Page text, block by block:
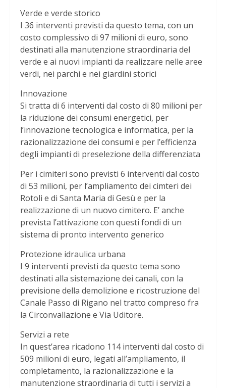
Verde e verde storico
I 36 interventi previsti da questo tema, con un
costo complessivo di 97 milioni di euro, sono
destinati alla manutenzione straordinaria del
verde e ai nuovi impianti da realizzare nelle aree
verdi, nei parchi e nei giardini storici
Innovazione
Si tratta di 6 interventi dal costo di 80 milioni per
la riduzione dei consumi energetici, per
l’innovazione tecnologica e informatica, per la
razionalizzazione dei consumi e per l’efficienza
degli impianti di preselezione della differenziata
Per i cimiteri sono previsti 6 interventi dal costo
di 53 milioni, per l’ampliamento dei cimteri dei
Rotoli e di Santa Maria di Gesù e per la
realizzazione di un nuovo cimitero. E’ anche
prevista l’attivazione con questi fondi di un
sistema di pronto intervento generico
Protezione idraulica urbana
I 9 interventi previsti da questo tema sono
destinati alla sistemazione dei canali, con la
previsione della demolizione e ricostruzione del
Canale Passo di Rigano nel tratto compreso fra
la Circonvallazione e Via Uditore.
Servizi a rete
In quest’area ricadono 114 interventi dal costo di
509 milioni di euro, legati all’ampliamento, il
completamento, la razionalizzazione e la
manutenzione straordinaria di tutti i servizi a